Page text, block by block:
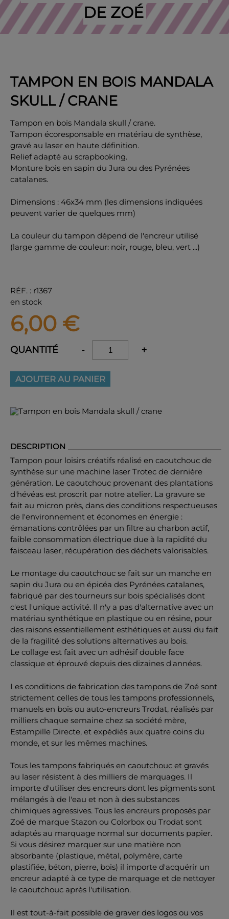
DE ZOÉ
TAMPON EN BOIS MANDALA
SKULL / CRANE
Tampon en bois Mandala skull / crane.
Tampon écoresponsable en matériau de synthèse,
gravé au laser en haute définition.
Relief adapté au scrapbooking.
Monture bois en sapin du Jura ou des Pyrénées
catalanes.
Dimensions : 46x34 mm (les dimensions indiquées
peuvent varier de quelques mm)
La couleur du tampon dépend de l'encreur utilisé
(large gamme de couleur: noir, rouge, bleu, vert ...)
RÉF. : r1367
en stock
6,00 €
QUANTITÉ - +
AJOUTER AU PANIER
DESCRIPTION
Tampon pour loisirs créatifs réalisé en caoutchouc de
synthèse sur une machine laser Trotec de dernière
génération. Le caoutchouc provenant des plantations
d'hévéas est proscrit par notre atelier. La gravure se
fait au micron près, dans des conditions respectueuses
de l'environnement et économes en énergie :
émanations contrôlées par un filtre au charbon actif,
faible consommation électrique due à la rapidité du
faisceau laser, récupération des déchets valorisables.
Le montage du caoutchouc se fait sur un manche en
sapin du Jura ou en épicéa des Pyrénées catalanes,
fabriqué par des tourneurs sur bois spécialisés dont
c'est l'unique activité. Il n'y a pas d'alternative avec un
matériau synthétique en plastique ou en résine, pour
des raisons essentiellement esthétiques et aussi du fait
de la fragilité des solutions alternatives au bois.
Le collage est fait avec un adhésif double face
classique et éprouvé depuis des dizaines d'années.
Les conditions de fabrication des tampons de Zoé sont
strictement celles de tous les tampons professionnels,
manuels en bois ou auto-encreurs Trodat, réalisés par
milliers chaque semaine chez sa société mère,
Estampille Directe, et expédiés aux quatre coins du
monde, et sur les mêmes machines.
Tous les tampons fabriqués en caoutchouc et gravés
au laser résistent à des milliers de marquages. Il
importe d'utiliser des encreurs dont les pigments sont
mélangés à de l'eau et non à des substances
chimiques agressives. Tous les encreurs proposés par
Zoé de marque Stazon ou Colorbox ou Trodat sont
adaptés au marquage normal sur documents papier.
Si vous désirez marquer sur une matière non
absorbante (plastique, métal, polymère, carte
plastifiée, béton, pierre, bois) il importe d'acquérir un
encreur adapté à ce type de marquage et de nettoyer
le caoutchouc après l'utilisation.
Il est tout-à-fait possible de graver des logos ou vos